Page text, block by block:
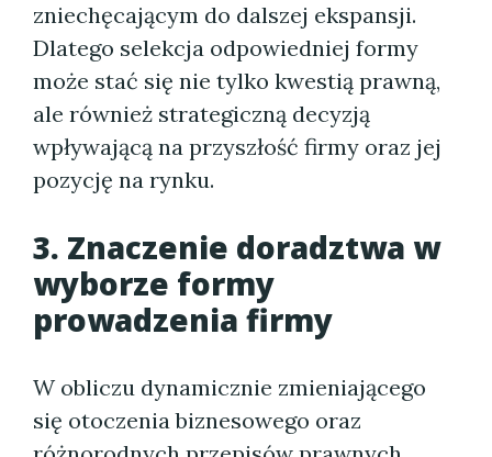
zniechęcającym do dalszej ekspansji.
Dlatego selekcja odpowiedniej formy
może stać się nie tylko kwestią prawną,
ale również strategiczną decyzją
wpływającą na przyszłość firmy oraz jej
pozycję na rynku.
3. Znaczenie doradztwa w
wyborze formy
prowadzenia firmy
W obliczu dynamicznie zmieniającego
się otoczenia biznesowego oraz